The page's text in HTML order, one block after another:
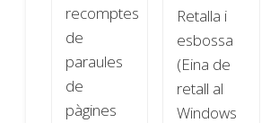
recomptes
de
paraules
de
pàgines
Retalla i
esbossa
(Eina de
retall al
Windows